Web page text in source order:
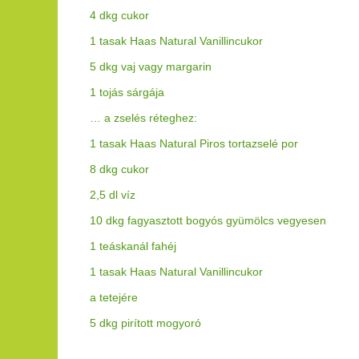
4 dkg cukor
1 tasak Haas Natural Vanillincukor
5 dkg vaj vagy margarin
1 tojás sárgája
… a zselés réteghez:
1 tasak Haas Natural Piros tortazselé por
8 dkg cukor
2,5 dl víz
10 dkg fagyasztott bogyós gyümölcs vegyesen
1 teáskanál fahéj
1 tasak Haas Natural Vanillincukor
a tetejére
5 dkg pirított mogyoró